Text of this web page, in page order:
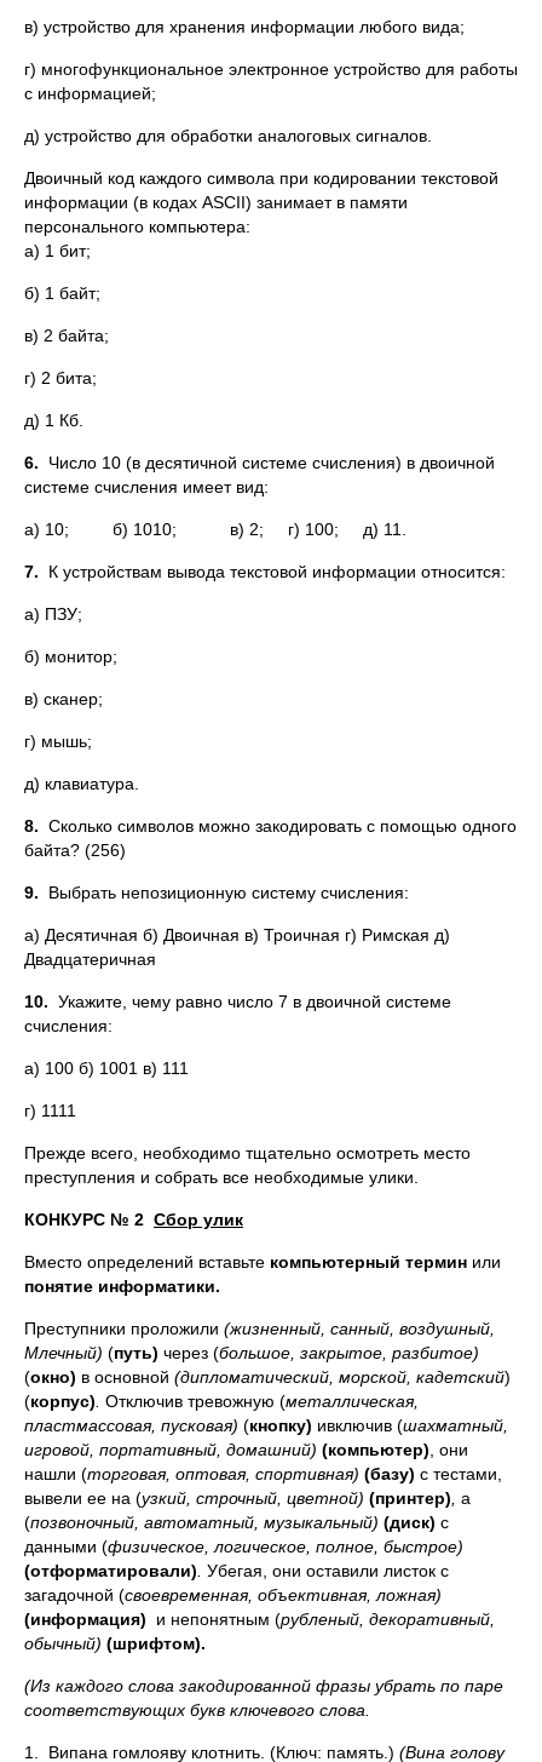
в) устройство для хранения информации любого вида;
г) многофункциональное электронное устройство для работы
с информацией;
д) устройство для обработки аналоговых сигналов.
Двоичный код каждого символа при кодировании текстовой
информации (в кодах ASCII) занимает в памяти
персонального компьютера:
а) 1 бит;
б) 1 байт;
в) 2 байта;
г) 2 бита;
д) 1 Кб.
6. Число 10 (в десятичной системе счисления) в двоичной
системе счисления имеет вид:
а) 10; б) 1010; в) 2; г) 100; д) 11.
7. К устройствам вывода текстовой информации относится:
а) ПЗУ;
б) монитор;
в) сканер;
г) мышь;
д) клавиатура.
8. Сколько символов можно закодировать с помощью одного
байта? (256)
9. Выбрать непозиционную систему счисления:
а) Десятичная б) Двоичная в) Троичная г) Римская д)
Двадцатеричная
10. Укажите, чему равно число 7 в двоичной системе
счисления:
а) 100 б) 1001 в) 111
г) 1111
Прежде всего, необходимо тщательно осмотреть место
преступления и собрать все необходимые улики.
КОНКУРС № 2 Сбор улик
Вместо определений вставьте компьютерный термин или
понятие информатики.
Преступники проложили (жизненный, санный, воздушный,
Млечный) (путь) через (большое, закрытое, разбитое)
(окно) в основной (дипломатический, морской, кадетский)
(корпус) Отключив тревожную (металлическая,
пластмассовая, пусковая) (кнопку) ивключив (шахматный,
игровой, портативный, домашний) (компьютер) , они
нашли (торговая, оптовая, спортивная) (базу) с тестами,
вывели ее на (узкий, строчный, цветной) (принтер) а
(позвоночный, автоматный, музыкальный) (диск) с
данными (физическое, логическое, полное, быстрое)
(отформатировали) Убегая, они оставили листок с
загадочной (своевременная, объективная, ложная)
(информация)
и непонятным (рубленый, декоративный,
обычный) (шрифтом).
(Из каждого слова закодированной фразы убрать по паре
соответствующих букв ключевого слова.
1. Випана гомлояву клотнить. (Ключ: память.) (Вина голову